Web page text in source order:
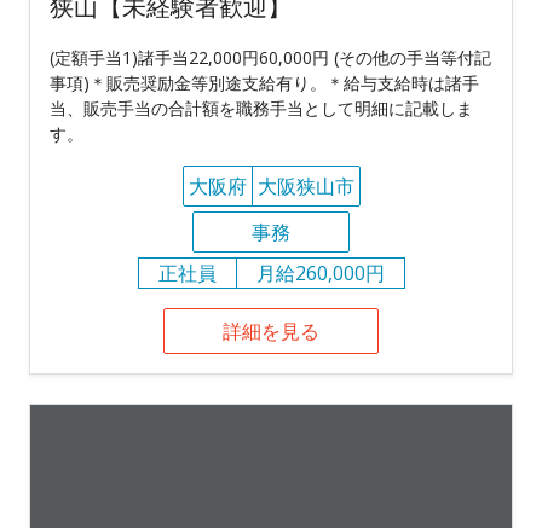
狭山【未経験者歓迎】
(定額手当1)諸手当22,000円60,000円 (その他の手当等付記
事項)＊販売奨励金等別途支給有り。＊給与支給時は諸手
当、販売手当の合計額を職務手当として明細に記載しま
す。
大阪府 大阪狭山市
事務
正社員
月給260,000円
詳細を見る